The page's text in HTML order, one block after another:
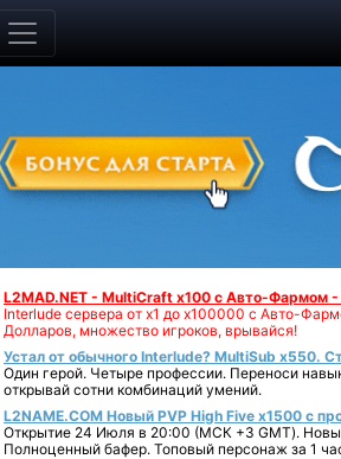
L2MAD.NET - MultiCraft x100 с Авто-Фармом
Interlude сервера от х1 до х100000 с Авто-
Долларов, множество игроков, врывайся!
Устал от обычного Interlude? MultiSub x550.
Один герой. Четыре профессии. Переноси
открывай сотни комбинаций умений.
L2NAME.COM Новый PVP High Five x1500 с
Открытие 24 Июля в 20:00 (МСК +3 GMT).
Полноценный бафер. Топовый персонаж за 1